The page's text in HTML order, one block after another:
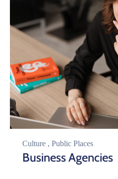
Culture , Public Places
Business Agencies